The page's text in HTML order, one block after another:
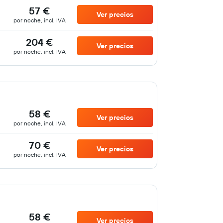
57 €
por noche, incl. IVA
Ver precios
204 €
por noche, incl. IVA
Ver precios
58 €
por noche, incl. IVA
Ver precios
70 €
por noche, incl. IVA
Ver precios
58 € Ver precios